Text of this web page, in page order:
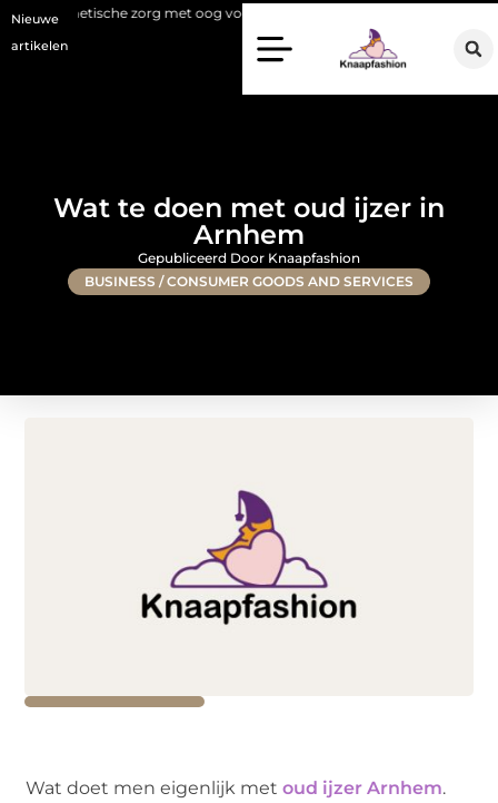
Nieuwe
artikelen
zorg met oog voor natuurlijke resultaten
Wat te doen met oud ijzer in
Arnhem
BUSINESS / CONSUMER GOODS AND SERVICES
Gepubliceerd Door Knaapfashion
Wat doet men eigenlijk metoud ijzer Arnhem.